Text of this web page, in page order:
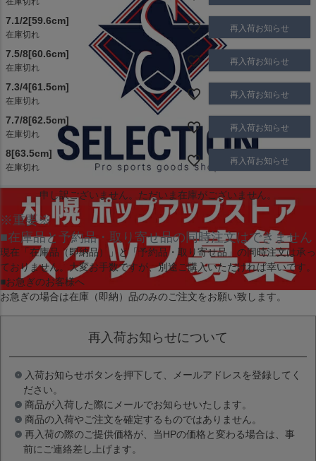
7.1/2[59.6cm]
在庫切れ
再入荷お知らせ
7.5/8[60.6cm]
在庫切れ
再入荷お知らせ
7.3/4[61.5cm]
在庫切れ
再入荷お知らせ
7.7/8[62.5cm]
在庫切れ
再入荷お知らせ
8[63.5cm]
在庫切れ
再入荷お知らせ
申し訳ございません。ただいま在庫がございません。
※重要※
■在庫品と予約品・取り寄せ品の同時注文はできません
現在 「在庫品（即納品）」と「予約品・取り寄せ品」 の同時注文は承っ
ておりません。大変お手数ですが、別途ご購入いただければ幸いです。
■お急ぎのお客様へ
お急ぎの場合は在庫（即納）品のみのご注文をお願い致します。
再入荷お知らせについて
入荷お知らせボタンを押下して、メールアドレスを登録してく
ださい。
商品が入荷した際にメールでお知らせいたします。
商品の入荷やご注文を確定するものではありません。
再入荷の際のご提供価格が、当HPの価格と変わる場合は、事
前にご連絡差し上げます。